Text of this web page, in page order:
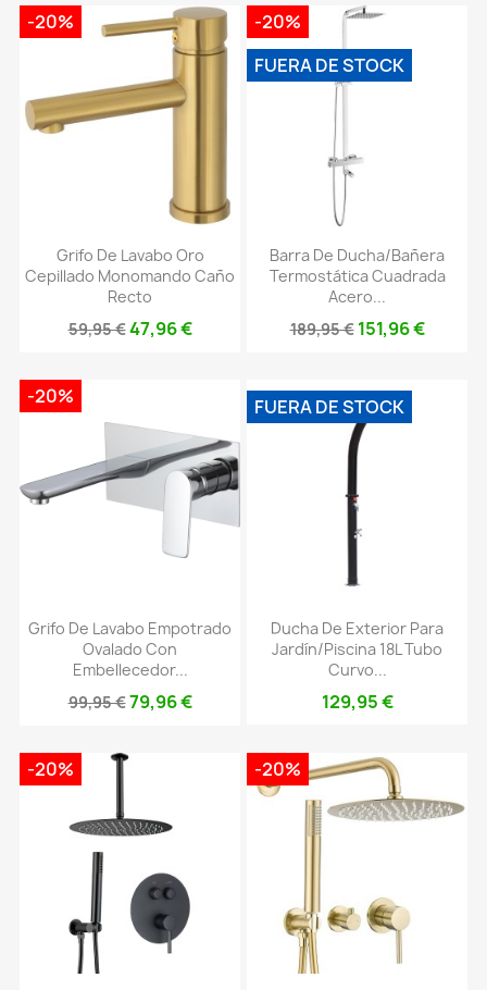
Grifo De Lavabo Oro
Cepillado Monomando Caño
Recto
59,95 €47,96 €
-20%
Barra De Ducha/bañera
Termostática Cuadrada
Acero...
189,95 € 151,96 €
-20%
FUERA DE STOCK
Grifo De Lavabo Empotrado
Ovalado Con
Embellecedor...
99,95 €79,96 €
-20%
Ducha De Exterior Para
Jardín/piscina 18L Tubo
Curvo...
129,95 €
FUERA DE STOCK
-20% -20%